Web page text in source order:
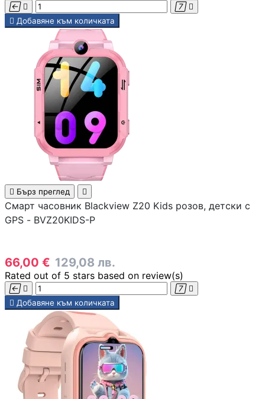
VR очила
Мишки
   
 Добавяне към количката
 Бърз преглед 
Смарт часовник Blackview Z20 Kids розов, детски с
GPS - BVZ20KIDS-P
66,00 € 129,08 лв.
Rated out of 5 stars based on review(s)
   
 Добавяне към количката